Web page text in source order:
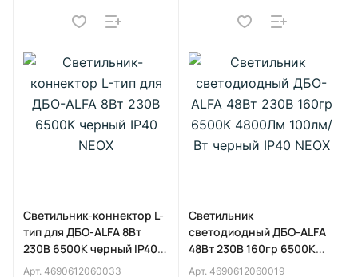
Светильник-коннектор L-
тип для ДБО-ALFA 8Вт
230В 6500К черный IP40
NEOX
Арт. 4690612060033
Светильник
светодиодный ДБО-ALFA
48Вт 230В 160гр 6500К
4800Лм 100лм/Вт черный
Арт. 4690612060019